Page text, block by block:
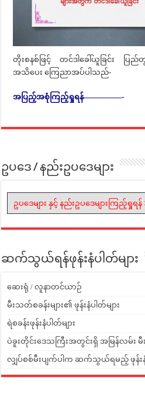
တိုးစနစ်ဖြင့် တင်ဒါခေါ်ယူခြင်း ပြည်
အသိပေး ကြေညာအပ်ပါသည်-
အပြည့်အစုံကြည့်ရှုရန်—————-
ဥပဒေ / နည်းဥပဒေများ
ဥပဒေများ နှင့် နည်းဥပဒေများကြည့်ရှုရန်
ဆက်သွယ်ရန်ဖုန်းနံပါတ်များ
ဆေးရုံ / လူနာတင်ယာဉ်
မီးသတ်စခန်းများ၏ ဖုန်းနံပါတ်များ
ရဲစခန်းဖုန်းနံပါတ်များ
ပဲခူးတိုင်းဒေသကြီးအတွင်းရှိ အမြန်လမ်း မီး
လျှပ်စစ်မီးပျက်ပါက ဆက်သွယ်ရမည့် ဖုန်းနံ